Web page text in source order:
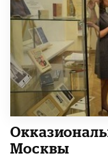
Москвы